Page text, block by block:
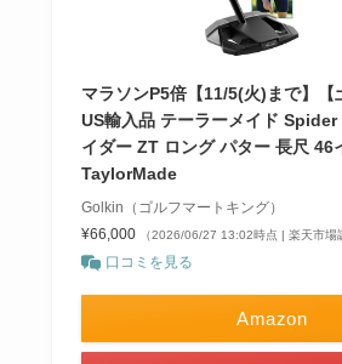
マラソンP5倍【11/5(火)まで】【
US輸入品 テーラーメイド
イダー ZT ロング パター 長尺 46
TaylorMade
Golkin（ゴルフマートキング）
¥66,000
（2026/06/27 13:02時点 | 楽天市場
口コミを見る
Amazon